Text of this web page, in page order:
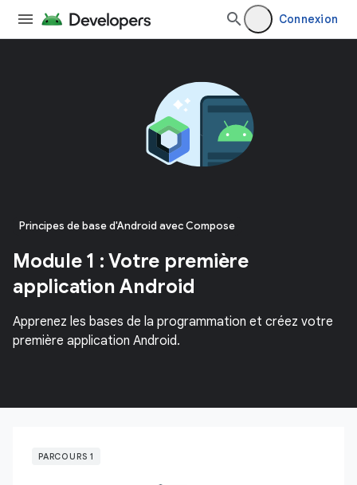
Connexion
Principes de base d'Android avec Compose
Module 1 : Votre première
application Android
Apprenez les bases de la programmation et créez votre
première application Android.
PARCOURS 1